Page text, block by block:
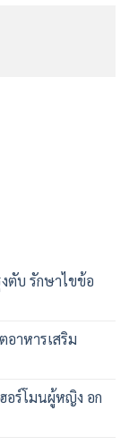
ตับ รักษาไขข้อ
อาหารเสริม
อร์โมนผู้หญิง อก